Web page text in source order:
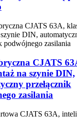
CJATS
na szynie DIN,
przełącznik
zasilania